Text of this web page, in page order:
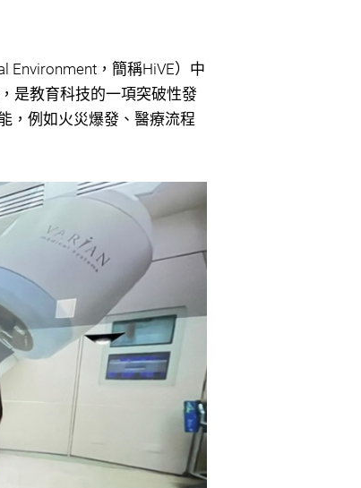
Environment，簡稱HiVE）中
是教育科技的一項突破性發
，例如火災爆發、醫療流程